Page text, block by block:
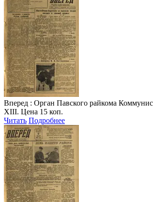
Вперед : Орган Павского райкома
XIII. Цена 15 коп.
Читать Подробнее